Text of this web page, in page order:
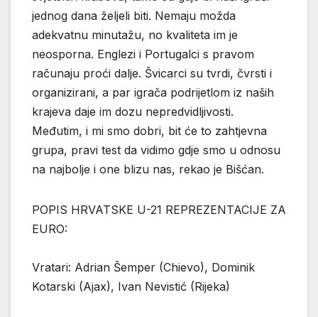
jednog dana željeli biti. Nemaju možda
adekvatnu minutažu, no kvaliteta im je
neosporna. Englezi i Portugalci s pravom
računaju proći dalje. Švicarci su tvrdi, čvrsti i
organizirani, a par igrača podrijetlom iz naših
krajeva daje im dozu nepredvidljivosti.
Međutim, i mi smo dobri, bit će to zahtjevna
grupa, pravi test da vidimo gdje smo u odnosu
na najbolje i one blizu nas, rekao je Bišćan.
POPIS HRVATSKE U-21 REPREZENTACIJE ZA
EURO:
Vratari: Adrian Šemper (Chievo), Dominik
Kotarski (Ajax), Ivan Nevistić (Rijeka)